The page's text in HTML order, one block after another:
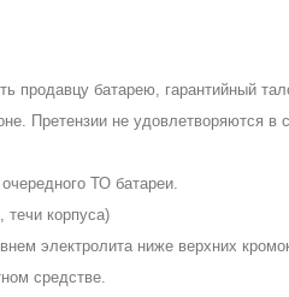
продавцу батарею, гарантийный
Претензии не удовлетворяются
ТО батареи.
корпуса)
электролита ниже верхних
средстве.